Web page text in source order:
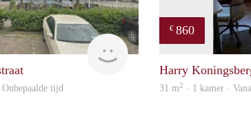
rent
Onbepaalde tijd
€ 860
Harry
31 m2 · 1 kamer ·